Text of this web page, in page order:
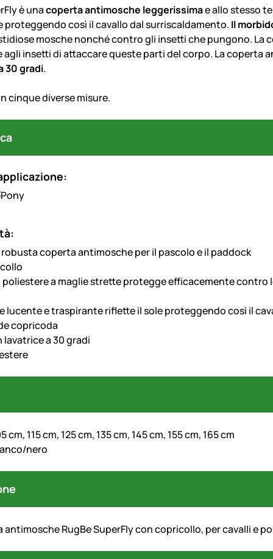
è unacoperta antimosche leggerissimae allo stesso
proteggendo così il cavallo dal surriscaldamento. Il
mosche nonché contro gli insetti che pungono. La
agli insetti di attaccare queste parti del corpo. La coperta
30 gradi.
cinque diverse misure.
robusta coperta antimosche per il pascolo e il paddock
poliestere a maglie strette protegge efficacemente
lucente e traspirante riflette il sole proteggendo così il
copricoda
lavatrice a 30 gradi
cm, 115 cm, 125 cm, 135 cm, 145 cm, 155 cm, 165 cm
nero
antimosche RugBe SuperFly con copricollo, per cavalli e